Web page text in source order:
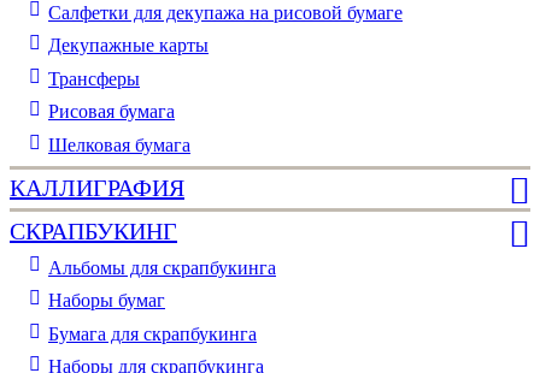
Салфетки для декупажа на рисовой бумаге
Декупажные карты
Трансферы
Рисовая бумага
Шелковая бумага
КАЛЛИГРАФИЯ
СКРАПБУКИНГ
Альбомы для скрапбукинга
Наборы бумаг
Бумага для скрапбукинга
Наборы для скрапбукинга